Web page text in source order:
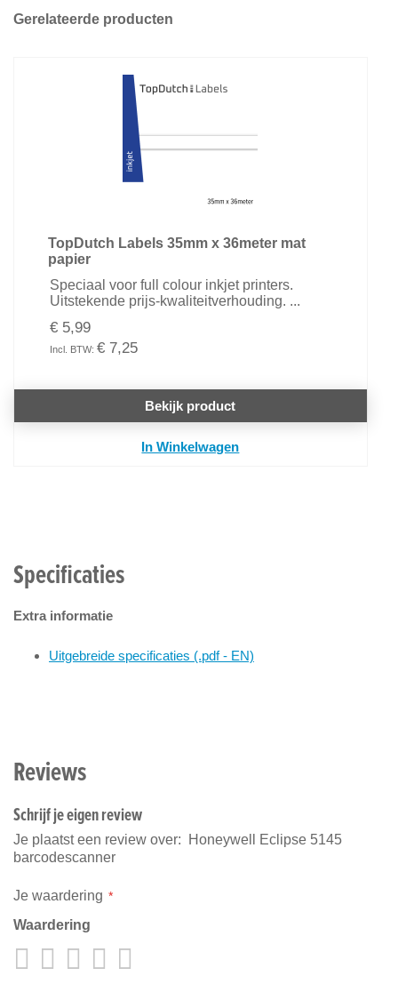
Gerelateerde producten
TopDutch Labels 35mm x 36meter mat
papier
Speciaal voor full colour inkjet printers.
Uitstekende prijs-kwaliteitverhouding. ...
€ 5,99
€ 7,25
Bekijk product
In Winkelwagen
Specificaties
Extra informatie
Uitgebreide specificaties (.pdf - EN)
Reviews
Schrijf je eigen review
Je plaatst een review over:
Honeywell Eclipse 5145
barcodescanner
Je waardering
Waardering
1
star
2
stars
3
stars
4
stars